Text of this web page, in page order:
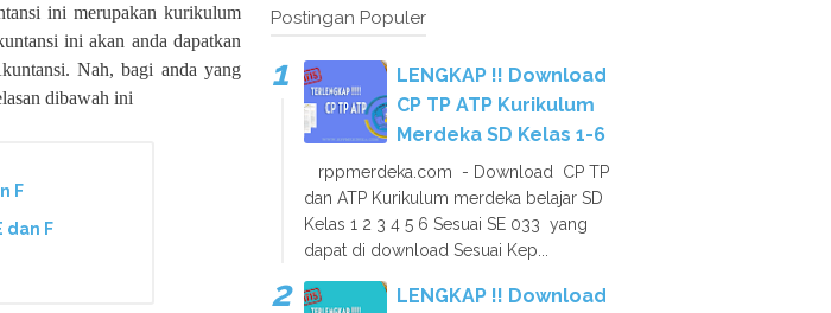
ini merupakan kurikulum
ini akan anda dapatkan
Nah, bagi anda yang
dibawah ini
F
dan F
Postingan Populer
LENGKAP !! Download
CP TP ATP Kurikulum
Merdeka SD Kelas 1-6
rppmerdeka.com - Download CP TP
dan ATP Kurikulum merdeka belajar SD
Kelas 1 2 3 4 5 6 Sesuai SE 033 yang
dapat di download Sesuai Kep...
LENGKAP !! Download